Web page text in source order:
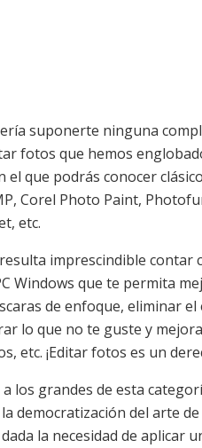
suponerte ninguna
fotos que hemos
que podrás conocer
Corel Photo Paint,
etc.
imprescindible contar
Windows que te permita
de enfoque, eliminar
lo que no te guste y
etc. ¡Editar fotos es un
los grandes de esta
la democratización del arte
la necesidad de aplicar